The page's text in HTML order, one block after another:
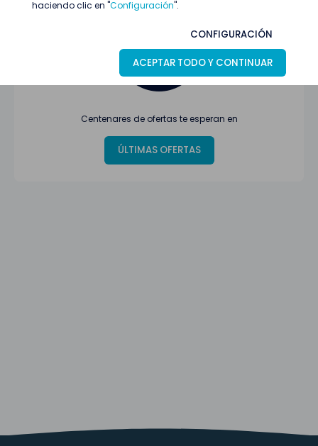
haciendo clic en "Configuración".
CONFIGURACIÓN
ACEPTAR TODO Y CONTINUAR
Centenares de ofertas te esperan en
ÚLTIMAS OFERTAS